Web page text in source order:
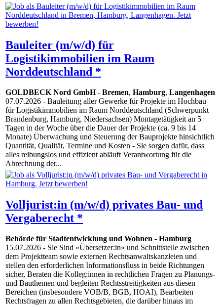
Bauleiter (m/w/d) für
Logistikimmobilien im Raum
Norddeutschland *
GOLDBECK Nord GmbH- Bremen, Hamburg, Langenhagen
07.07.2026 - Bauleitung aller Gewerke für Projekte im Hochbau
für Logistikimmobilien im Raum Norddeutschland (Schwerpunkt
Brandenburg, Hamburg, Niedersachsen) Montagetätigkeit an 5
Tagen in der Woche über die Dauer der Projekte (ca. 9 bis 14
Monate) Überwachung und Steuerung der Bauprojekte hinsichtlich
Quantität, Qualität, Termine und Kosten - Sie sorgen dafür, dass
alles reibungslos und effizient abläuft Verantwortung für die
Abrechnung der...
Volljurist:in (m/w/d) privates Bau- und
Vergaberecht *
Behörde für Stadtentwicklung und Wohnen - Hamburg
15.07.2026 - Sie Sind »Übersetzer:in« und Schnittstelle zwischen
dem Projektteam sowie externen Rechtsanwaltskanzleien und
stellen den erforderlichen Informationsfluss in beide Richtungen
sicher, Beraten die Kolleg:innen in rechtlichen Fragen zu Planungs-
und Bauthemen und begleiten Rechtsstreitigkeiten aus diesen
Bereichen (insbesondere VOB/B, BGB, HOAI), Bearbeiten
Rechtsfragen zu allen Rechtsgebieten, die darüber hinaus im